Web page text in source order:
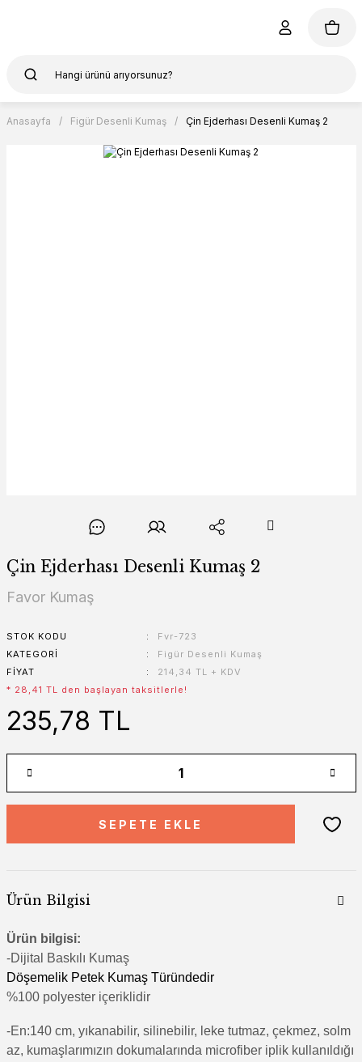
Anasayfa Figür Desenli Kumaş Çin Ejderhası Desenli Kumaş 2
Çin Ejderhası Desenli Kumaş 2
Favor Kumaş
STOK KODU
Fvr-723
KATEGORI
Figür Desenli Kumaş
FIYAT
214,34 TL + KDV
* 28,41 TL den başlayan taksitlerle!
235,78 TL
SEPETE EKLE
Ürün Bilgisi
Ürün bilgisi:
-Dijital Baskılı Kumaş
Döşemelik Petek Kumaş Türündedir
%100 polyester içeriklidir
-En:140 cm, yıkanabilir, silinebilir, leke tutmaz, çekmez, solm
az, kumaşlarımızın dokumalarında microfiber iplik kullanıldığı